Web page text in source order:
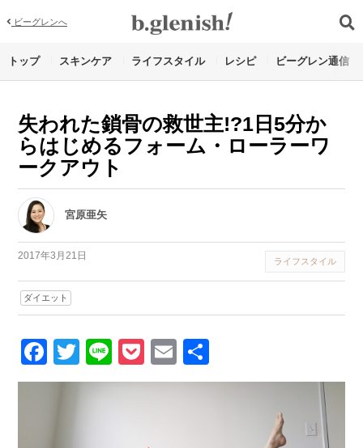
ビーグレンへ
トップ スキンケア ライフスタイル レシピ ビーグレン通信
失われた鎖骨の救世主!?1日5分か
らはじめるフォーム・ローラーワ
ークアウト
宮原亜矢
2017年3月21日 ライフスタイル
ダイエット
Facebook
Twitter
LinePocket
Email